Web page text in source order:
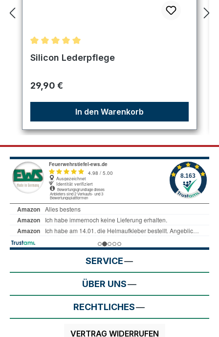
Durchschnittliche Bewertung von 5 von 5 Sternen
Silicon Lederpflege
Regulärer Preis:
29,90 €
In den Warenkorb
SERVICE
ÜBER UNS
RECHTLICHES
VERTRAG WIDERRUFEN